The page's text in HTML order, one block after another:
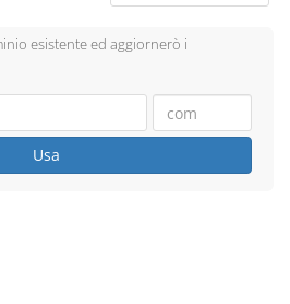
esistente ed aggiornerò i
Usa